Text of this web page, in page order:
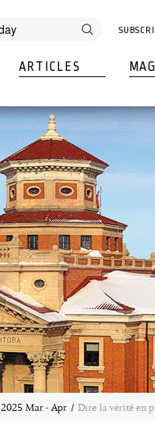
ARTICLES
2025 Mar - Apr Dire la vérité en